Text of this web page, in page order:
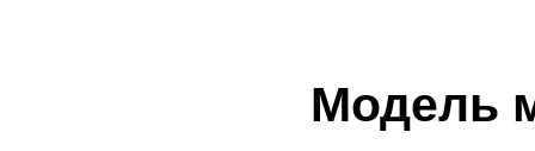
Модель